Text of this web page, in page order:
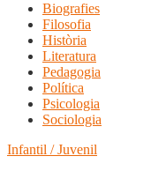
Biografies
Filosofia
Història
Literatura
Pedagogia
Política
Psicologia
Sociologia
Infantil / Juvenil